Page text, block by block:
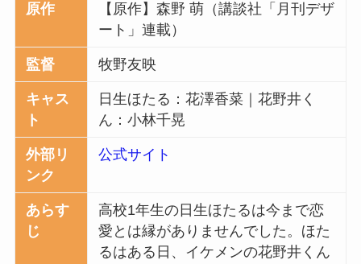
原作
【原作】森野 萌（講談社「月刊デザ
ート」連載）
監督 牧野友映
キャス
ト
日生ほたる：花澤香菜｜花野井く
ん：小林千晃
外部リ
ンク
公式サイト
あらす
じ
高校1年生の日生ほたるは今まで恋
愛とは縁がありませんでした。ほた
るはある日、イケメンの花野井くん